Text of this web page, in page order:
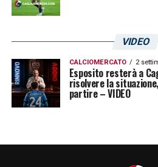
VIDEO
CALCIOMERCATO 2
Esposito resterà a
risolvere la
partire – VIDEO